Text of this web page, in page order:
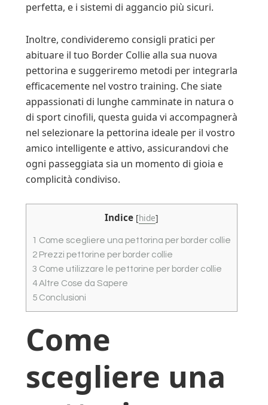
perfetta, e i sistemi di aggancio più sicuri.
Inoltre, condivideremo consigli pratici per
abituare il tuo Border Collie alla sua nuova
pettorina e suggeriremo metodi per integrarla
efficacemente nel vostro training. Che siate
appassionati di lunghe camminate in natura o
di sport cinofili, questa guida vi accompagnerà
nel selezionare la pettorina ideale per il vostro
amico intelligente e attivo, assicurandovi che
ogni passeggiata sia un momento di gioia e
complicità condiviso.
Indice [hide]
1 Come scegliere una pettorina per border collie
2 Prezzi pettorine per border collie
3 Come utilizzare le pettorine per border collie
4Altre Cose da Sapere
5 Conclusioni
Come
scegliere una